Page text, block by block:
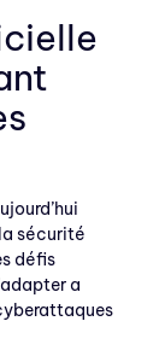
sécurité
défis
a